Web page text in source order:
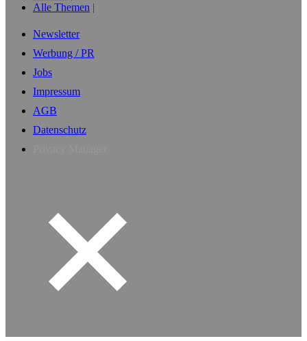
Alle Themen
Newsletter
Werbung / PR
Jobs
Impressum
AGB
Datenschutz